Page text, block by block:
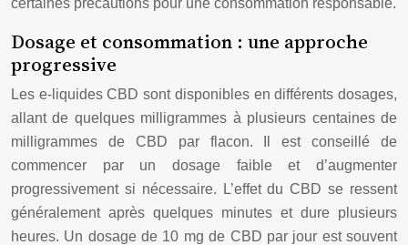
certaines précautions pour une consommation responsable.
Dosage et consommation : une approche
progressive
Les e-liquides CBD sont disponibles en différents dosages,
allant de quelques milligrammes à plusieurs centaines de
milligrammes de CBD par flacon. Il est conseillé de
commencer par un dosage faible et d’augmenter
progressivement si nécessaire. L’effet du CBD se ressent
généralement après quelques minutes et dure plusieurs
heures. Un dosage de 10 mg de CBD par jour est souvent